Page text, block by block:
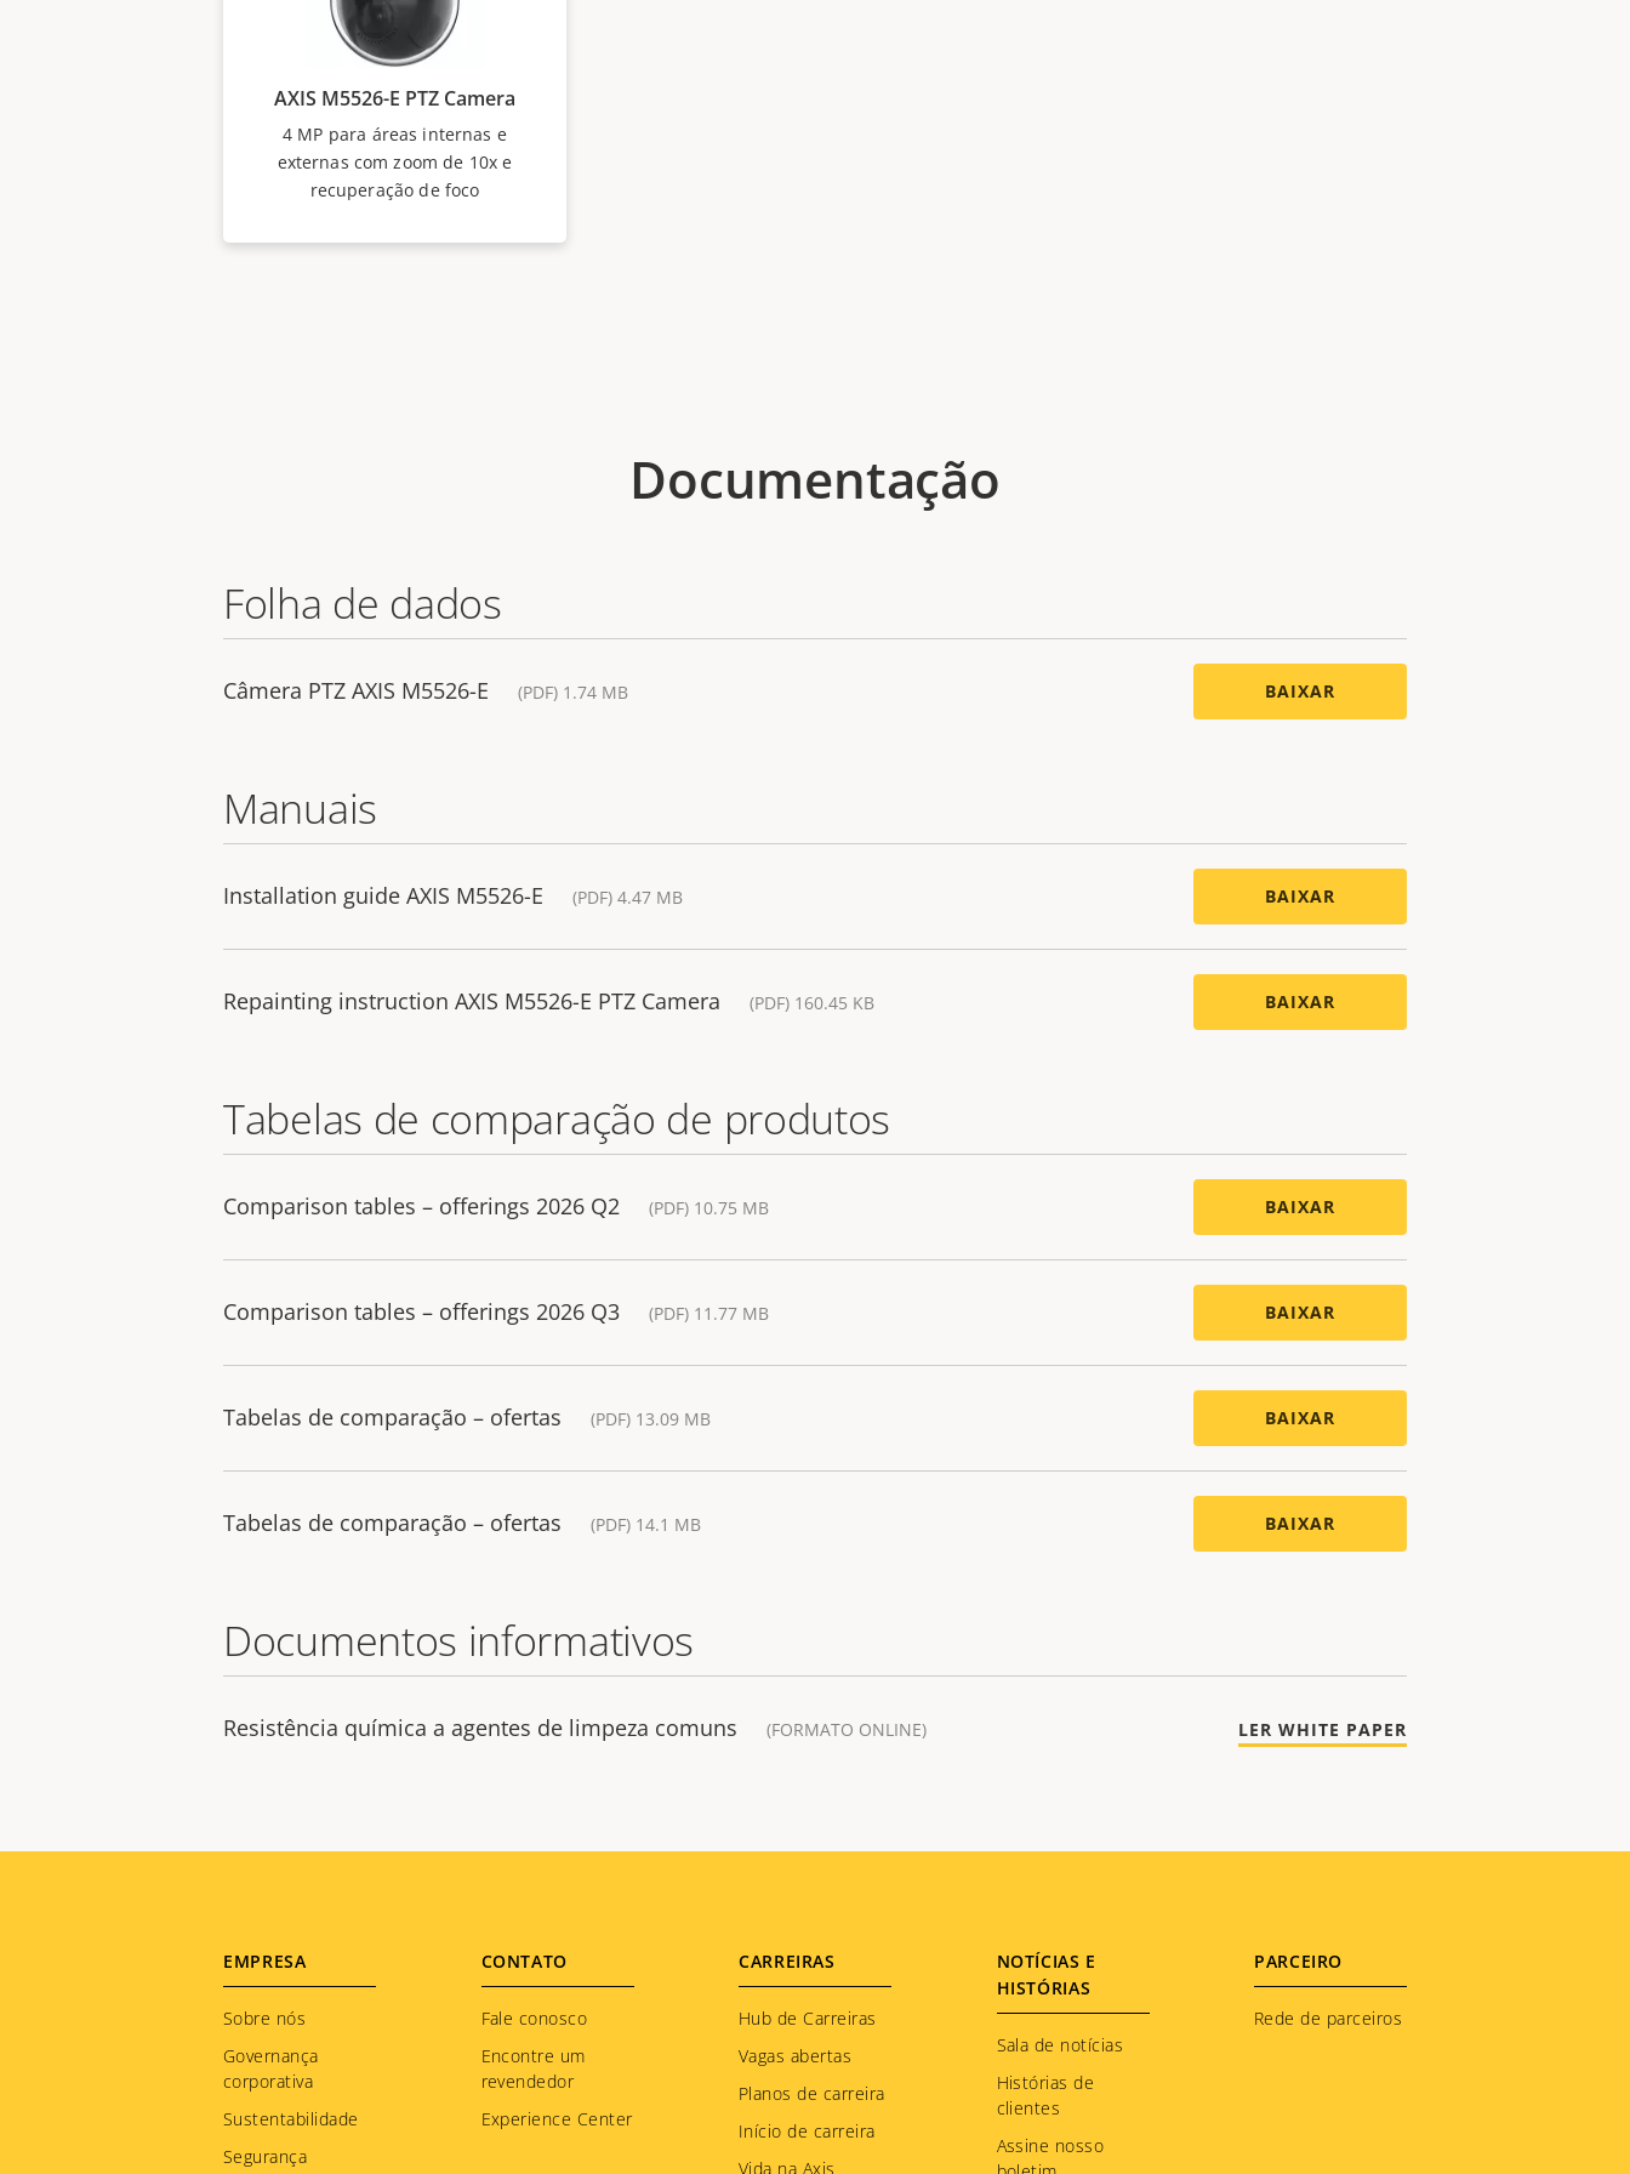
AXIS M5526-E PTZ Camera
4 MP para áreas internas e
externas com zoom de 10x e
recuperação de foco
Documentação
Folha de dados
Câmera PTZ AXIS M5526-E (PDF) 1.74 MB BAIXAR
Manuais
Installation guide AXIS M5526-E (PDF) 4.47 MB BAIXAR
Repainting instruction AXIS M5526-E PTZ Camera (PDF) 160.45 KB BAIXAR
Tabelas de comparação de produtos
Comparison tables – offerings 2026 Q2 (PDF) 10.75 MB BAIXAR
Comparison tables – offerings 2026 Q3 (PDF) 11.77 MB BAIXAR
Tabelas de comparação – ofertas (PDF) 13.09 MB BAIXAR
Tabelas de comparação – ofertas (PDF) 14.1 MB BAIXAR
Documentos informativos
Resistência química a agentes de limpeza comuns (FORMATO ONLINE) LER WHITE PAPER
Footer
menu
EMPRESA
Sobre nós
Governança
corporativa
Sustentabilidade
Segurança
CONTATO
Fale conosco
Encontre um
revendedor
Experience Center
CARREIRAS
Hub de Carreiras
Vagas abertas
Planos de carreira
Início de carreira
Vida na Axis
NOTÍCIAS E
HISTÓRIAS
Sala de notícias
Histórias de
clientes
Assine nosso
PARCEIRO
Rede de parceiros